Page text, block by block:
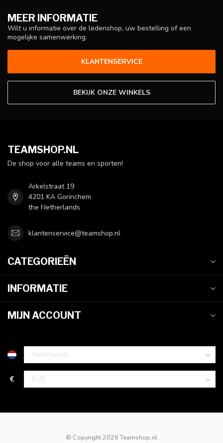
MEER INFORMATIE
Wilt u informatie over de ledenshop, uw bestelling of een
mogelijke samenwerking.
KLANTENSERVICE
BEKIJK ONZE WINKELS
TEAMSHOP.NL
De shop voor alle teams en sporten!
Arkelstraat 19
4201 KA Gorinchem
the Netherlands
klantenservice@teamshop.nl
CATEGORIEËN
INFORMATIE
MIJN ACCOUNT
€
© Copyright 2026 Teamshop.nl